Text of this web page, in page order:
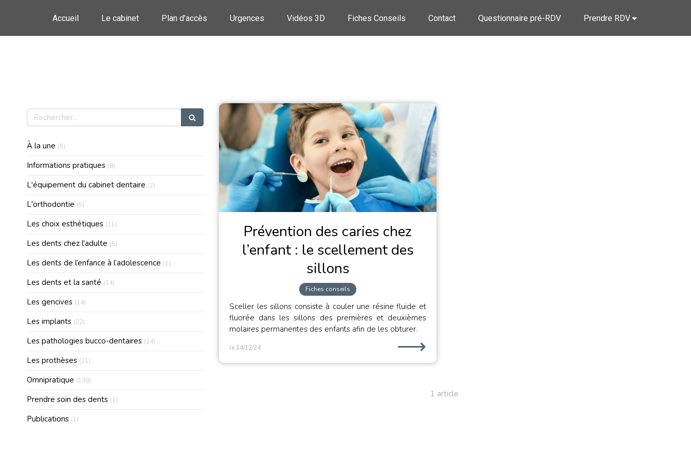
Accueil Le cabinet Plan d'accès Urgences Vidéos 3D Fiches Conseils Contact Questionnaire pré-RDV Prendre RDV
Prévention des caries chez
l’enfant : le scellement des
sillons
Fiches conseils
Sceller les sillons consiste à couler une résine fluide et
fluorée dans les sillons des premières et deuxièmes
molaires permanentes des enfants afin de les obturer.
le 14/12/24 ⟶
1 article
Rechercher
À la une (5)
Informations pratiques (8)
L'équipement du cabinet dentaire (2)
L'orthodontie (5)
Les choix esthétiques (11)
Les dents chez l'adulte (5)
Les dents de l’enfance à l’adolescence (1)
Les dents et la santé (14)
Les gencives (14)
Les implants (22)
Les pathologies bucco-dentaires (24)
Les prothèses (21)
Omnipratique (130)
Prendre soin des dents (1)
Publications (1)